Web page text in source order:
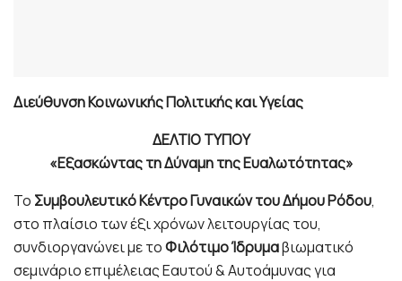
Διεύθυνση Κοινωνικής Πολιτικής και Υγείας
ΔΕΛΤΙΟ ΤΥΠΟΥ
«Εξασκώντας τη Δύναμη της Ευαλωτότητας»
Το Συμβουλευτικό Κέντρο Γυναικών του Δήμου Ρόδου,
στο πλαίσιο των έξι χρόνων λειτουργίας του,
συνδιοργανώνει με τοΦιλότιμο Ίδρυμαβιωματικό
σεμινάριο επιμέλειας Εαυτού & Αυτοάμυνας για